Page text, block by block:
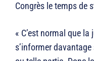
Congrès le temps de
« C’est normal que
s’informer